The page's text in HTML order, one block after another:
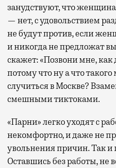
занудствуют, что
— нет, с удовольствием
не будут против, если
и никогда не предложат
скажет: «Позвони мне, как
потому что ну а что
случиться в Москве?
смешными тиктоками.
«Парни» легко уходят с
некомфортно, и даже не
увольнения причин. Так и
Оставшись без работы, не